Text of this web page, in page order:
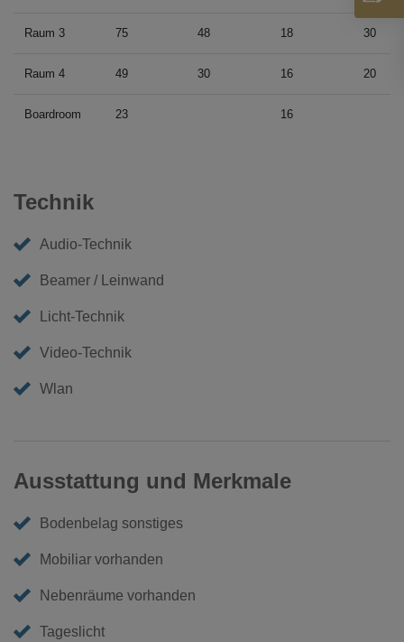
Raum 3 75 48 18 30
Raum 4 49 30 16 20
Boardroom 23 16
Technik
Audio-Technik
Beamer / Leinwand
Licht-Technik
Video-Technik
Wlan
Ausstattung und Merkmale
Bodenbelag sonstiges
Mobiliar vorhanden
Nebenräume vorhanden
Tageslicht